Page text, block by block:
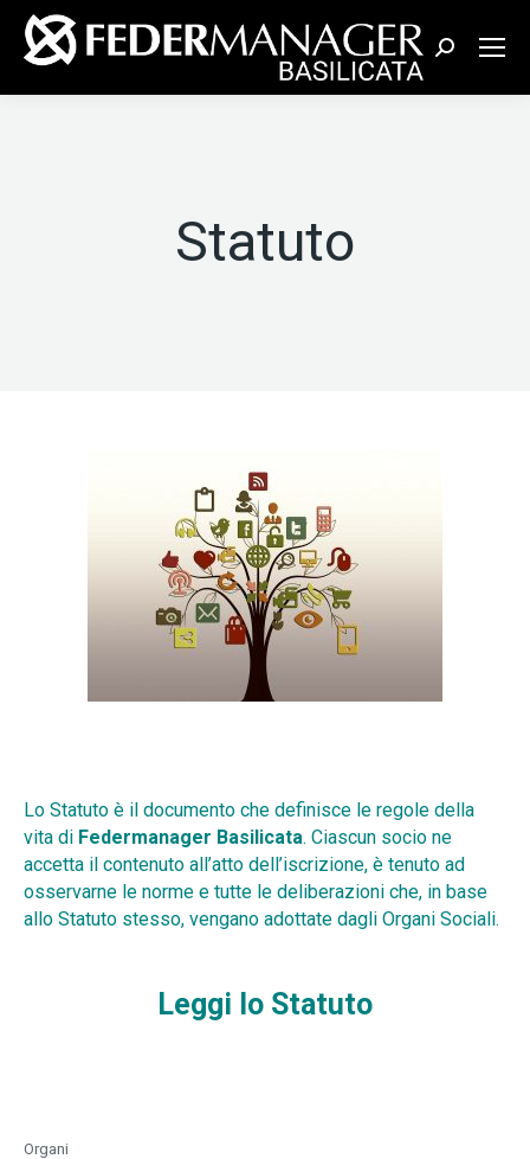
Cerca:
Statuto
Lo Statuto è il documento che definisce le regole della
vita di Federmanager Basilicata. Ciascun socio ne
accetta il contenuto all’atto dell’iscrizione, è tenuto ad
osservarne le norme e tutte le deliberazioni che, in base
allo Statuto stesso, vengano adottate dagli Organi Sociali.
Leggi lo Statuto
Organi